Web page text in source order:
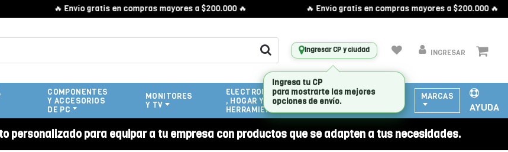
🔥 Envío gratis en compras mayores a $200.000 🔥 🔥 Envío gratis en compras mayores a $200.000 🔥
Ingresar CP y ciudad INGRESAR
COMPONENTES
Y ACCESORIOS
DE PC
MONITORES
Y TV
ELECTRODOMESTICOS
, HOGAR Y
HERRAMIENTAS
ATENCIÓN
MARCAS
AYUDA
personalizado para equipar a tu empresa con productos que se adapten a tus necesidades.